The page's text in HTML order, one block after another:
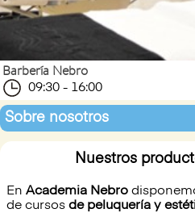
Barbería Nebro
09:30 - 16:00
Sobre nosotros
Nuestros
En Academia Nebro
de cursos de peluquería y